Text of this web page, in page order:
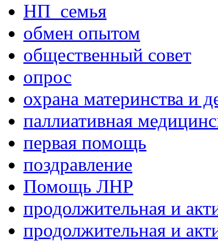
НП_семья
обмен опытом
общественный совет
опрос
охрана материнства и
паллиативная
первая помощь
поздравление
Помощь ЛНР
продолжительная и
продолжительная и